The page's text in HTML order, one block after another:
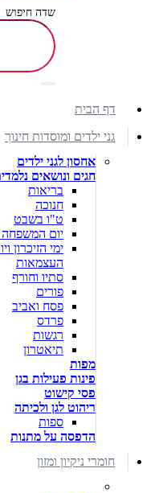
שדה חיפוש
דף הבית
גני ילדים ומוסדות חינוך
אחסון לגני ילדים
חגים ונושאים
בריאות
חנוכה
ט"ו בשבט
יום המשפחה
ימי הזיכרון
העצמאות
סתיו וחורף
פורים
פסח ואביב
פרדס
רגשות
תיאטרון
מפות
פינות פעילות בגן
פסי קישוט
ריהוט לגן ולכיתה
ספות
הדפסה על מתנות
חומרי ניקיון ומזון